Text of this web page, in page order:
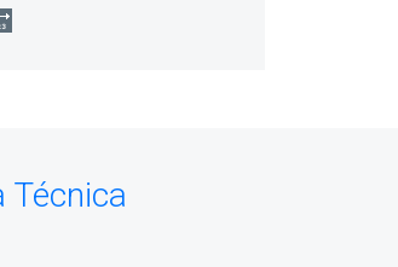
Técnica